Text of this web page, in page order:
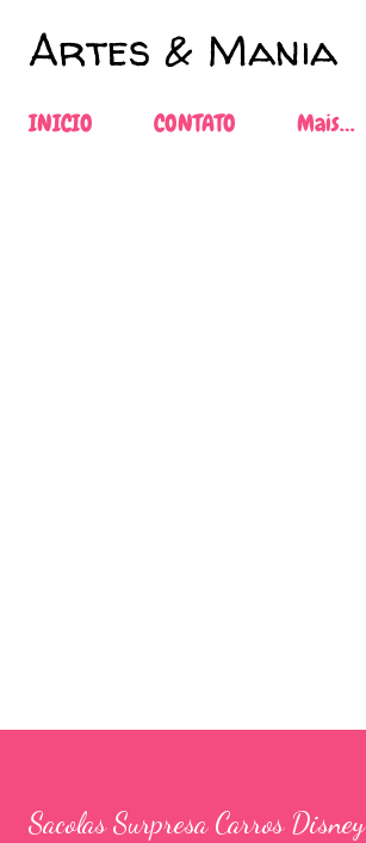
Artes & Mania
INICIO CONTATO Mais…
Sacolas Surpresa Carros Disney